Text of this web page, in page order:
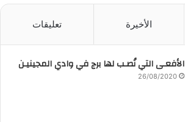
الأخيرة تعليقات
الأفعـى التي نُصـب لها برج في وادي المجينيـن
26/08/2020